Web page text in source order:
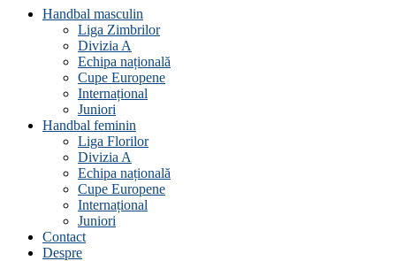
Handbal masculin
Liga Zimbrilor
Divizia A
Echipa națională
Cupe Europene
Internațional
Juniori
Handbal feminin
Liga Florilor
Divizia A
Echipa națională
Cupe Europene
Internațional
Juniori
Contact
Despre